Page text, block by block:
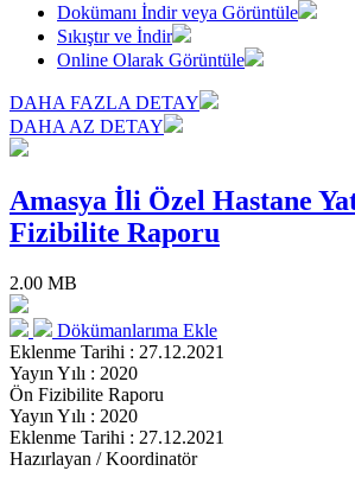
Dokümanı İndir veya Görüntüle
Sıkıştır ve İndir
Online Olarak Görüntüle
DAHA FAZLA DETAY
DAHA AZ DETAY
Amasya İli Özel Hastane
Fizibilite Raporu
2.00 MB
Dökümanlarıma Ekle
Eklenme Tarihi : 27.12.2021
Yayın Yılı : 2020
Ön Fizibilite Raporu
Yayın Yılı : 2020
Eklenme Tarihi : 27.12.2021
Hazırlayan / Koordinatör